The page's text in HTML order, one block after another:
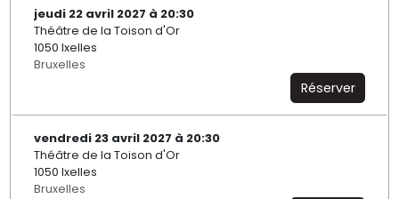
jeudi 22 avril 2027 à 20:30
Théâtre de la Toison d'Or
1050 Ixelles
Bruxelles
Réserver
vendredi 23 avril 2027 à 20:30
Théâtre de la Toison d'Or
1050 Ixelles
Bruxelles